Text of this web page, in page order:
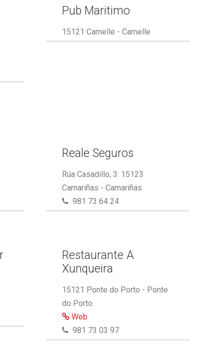
Pub Maritimo
15121 Camelle - Camelle
Reale Seguros
Rúa Casadillo, 3. 15123
Camariñas - Camariñas
981 73 64 24
Restaurante A
Xunqueira
15121 Ponte do Porto - Ponte
do Porto
Web
981 73 03 97